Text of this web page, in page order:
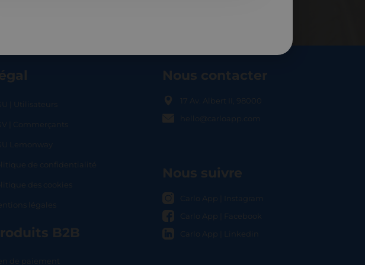
| Utilisateurs
| Commerçants
Lemonway
de confidentialité
des cookies
légales
B2B
de paiement
Nous contacter
17 Av. Albert II, 98000
hello@carloapp.com
Nous suivre
Carlo App | Instagram
Carlo App | Facebook
Carlo App | Linkedin
LOCAL